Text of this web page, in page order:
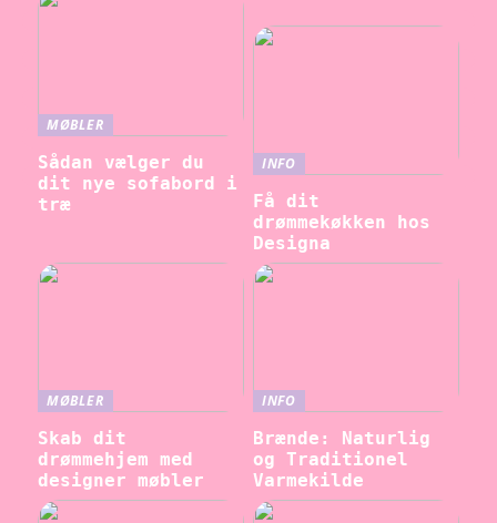
MØBLER
Sådan vælger du
dit nye sofabord i
træ
INFO
Få dit
drømmekøkken hos
Designa
MØBLER
Skab dit
drømmehjem med
designer møbler
INFO
Brænde: Naturlig
og Traditionel
Varmekilde